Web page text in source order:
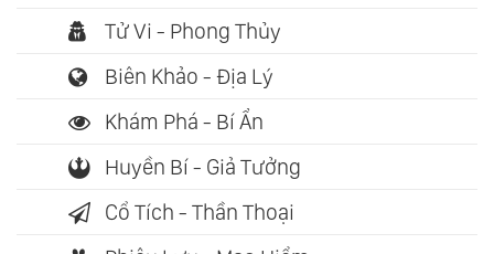
Tử Vi - Phong Thủy
Biên Khảo - Địa Lý
Khám Phá - Bí Ẩn
Huyền Bí - Giả Tưởng
Cổ Tích - Thần Thoại